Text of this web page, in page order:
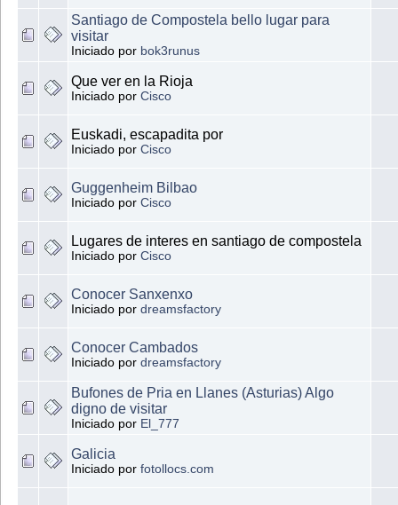
Santiago de Compostela bello lugar para
visitar
Iniciado por bok3runus
Que ver en la Rioja
Iniciado por Cisco
Euskadi, escapadita por
Iniciado por Cisco
Guggenheim Bilbao
Iniciado por Cisco
Lugares de interes en santiago de compostela
Iniciado por Cisco
Conocer Sanxenxo
Iniciado por dreamsfactory
Conocer Cambados
Iniciado por dreamsfactory
Bufones de Pria en Llanes (Asturias) Algo
digno de visitar
Iniciado por El_777
Galicia
Iniciado por fotollocs.com